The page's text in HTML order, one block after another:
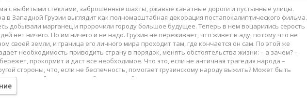
с выбитыми стеклами, заброшенные шахты, ржавые канатные дороги и пустынные улицы.
в Западной Грузии выглядит как полномасштабная декорация постапокалиптического фильма.
добывали марганец и пророчили городу большое будущее. Теперь в нем воцарились серость
нет ничего. Но им ничего и не надо. Грузин не переживает, что живет в аду, потому что не
своей земли, и граница его личного мира проходит там, где кончается он сам. По этой же
необходимость приводить страну в порядок, менять обстоятельства жизни: – а зачем? –
прокормит и даст все необходимое. Что это, если не античная трагедия народа –
стороны, что, если не беспечность, помогает грузинскому народу выжить? Может быть
что главный, неиссякающий ресурс этой страны - люди.